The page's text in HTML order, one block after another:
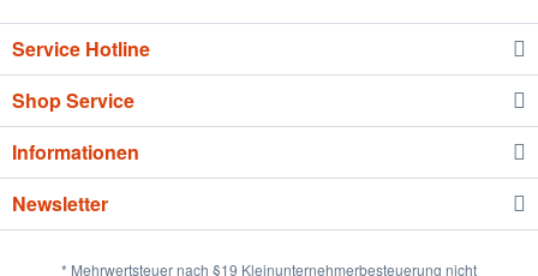
Service Hotline
Shop Service
Informationen
Newsletter
* Mehrwertsteuer nach §19 Kleinunternehmerbesteuerung nicht